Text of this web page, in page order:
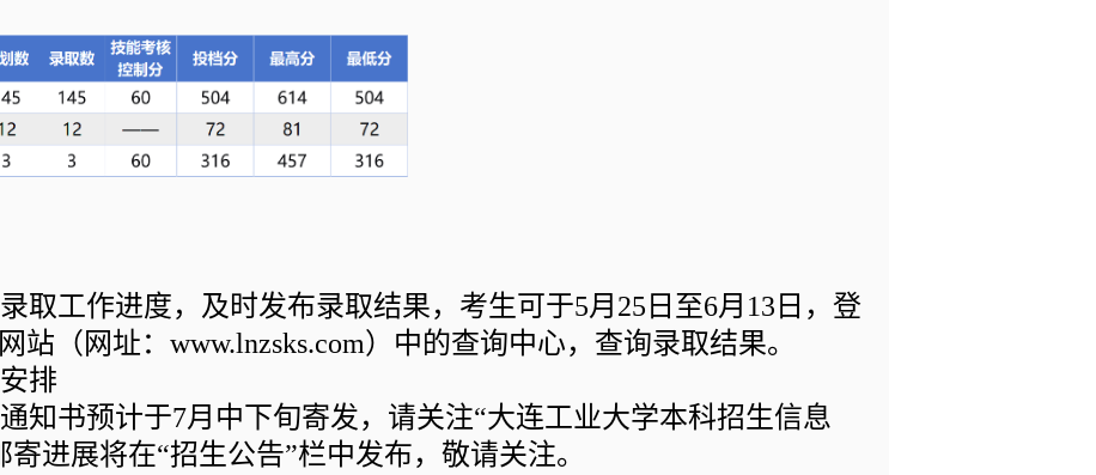
取工作进度，及时发布录取结果，考生可于5月25日至6月13日，登
站（网址：www.lnzsks.com）中的查询中心，查询录取结果。
排
知书预计于7月中下旬寄发，请关注“大连工业大学本科招生信息
进展将在“招生公告”栏中发布，敬请关注。